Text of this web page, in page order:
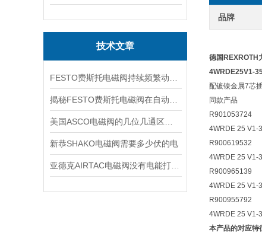
技术文章
新恭SHAKO电磁阀需要多少伏的电
品牌
德国REXROTH
4WRDE25V1-
配镀镍金属7芯
同款产品
R901053724
4WRDE 25 V1-
R900619532
4WRDE 25 V1-
R900965139
4WRDE 25 V1-
R900955792
4WRDE 25 V1-
本产品的对应特